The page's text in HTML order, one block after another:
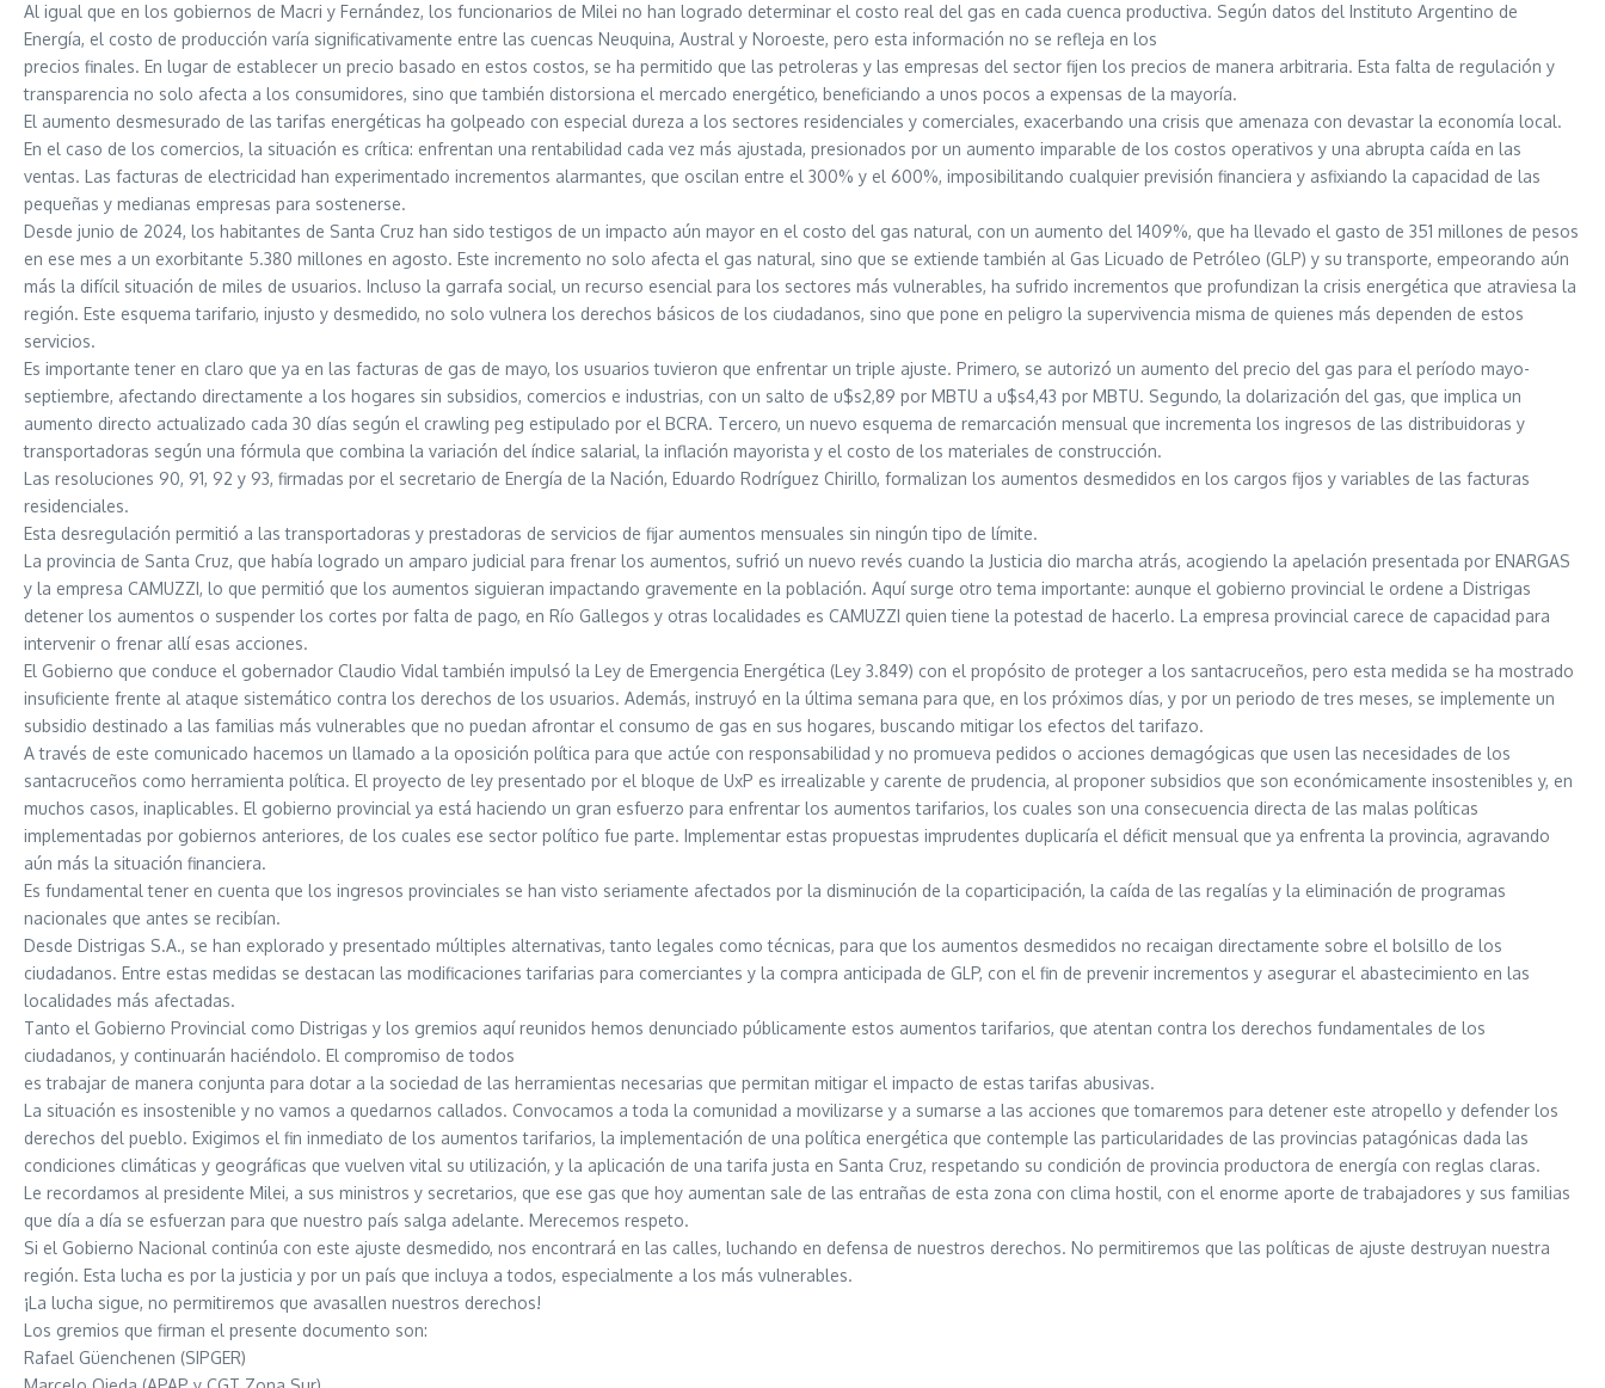
Al igual que en los gobiernos de Macri y Fernández, los funcionarios de Milei no han logrado determinar el costo real del gas en cada cuenca productiva. Según datos del Instituto Argentino de
Energía, el costo de producción varía significativamente entre las cuencas Neuquina, Austral y Noroeste, pero esta información no se refleja en los
precios finales. En lugar de establecer un precio basado en estos costos, se ha permitido que las petroleras y las empresas del sector fijen los precios de manera arbitraria. Esta falta de regulación y
transparencia no solo afecta a los consumidores, sino que también distorsiona el mercado energético, beneficiando a unos pocos a expensas de la mayoría.
El aumento desmesurado de las tarifas energéticas ha golpeado con especial dureza a los sectores residenciales y comerciales, exacerbando una crisis que amenaza con devastar la economía local.
En el caso de los comercios, la situación es crítica: enfrentan una rentabilidad cada vez más ajustada, presionados por un aumento imparable de los costos operativos y una abrupta caída en las
ventas. Las facturas de electricidad han experimentado incrementos alarmantes, que oscilan entre el 300% y el 600%, imposibilitando cualquier previsión financiera y asfixiando la capacidad de las
pequeñas y medianas empresas para sostenerse.
Desde junio de 2024, los habitantes de Santa Cruz han sido testigos de un impacto aún mayor en el costo del gas natural, con un aumento del 1409%, que ha llevado el gasto de 351 millones de pesos
en ese mes a un exorbitante 5.380 millones en agosto. Este incremento no solo afecta el gas natural, sino que se extiende también al Gas Licuado de Petróleo (GLP) y su transporte, empeorando aún
más la difícil situación de miles de usuarios. Incluso la garrafa social, un recurso esencial para los sectores más vulnerables, ha sufrido incrementos que profundizan la crisis energética que atraviesa la
región. Este esquema tarifario, injusto y desmedido, no solo vulnera los derechos básicos de los ciudadanos, sino que pone en peligro la supervivencia misma de quienes más dependen de estos
servicios.
Es importante tener en claro que ya en las facturas de gas de mayo, los usuarios tuvieron que enfrentar un triple ajuste. Primero, se autorizó un aumento del precio del gas para el período mayo-
septiembre, afectando directamente a los hogares sin subsidios, comercios e industrias, con un salto de u$s2,89 por MBTU a u$s4,43 por MBTU. Segundo, la dolarización del gas, que implica un
aumento directo actualizado cada 30 días según el crawling peg estipulado por el BCRA. Tercero, un nuevo esquema de remarcación mensual que incrementa los ingresos de las distribuidoras y
transportadoras según una fórmula que combina la variación del índice salarial, la inflación mayorista y el costo de los materiales de construcción.
Las resoluciones 90, 91, 92 y 93, firmadas por el secretario de Energía de la Nación, Eduardo Rodríguez Chirillo, formalizan los aumentos desmedidos en los cargos fijos y variables de las facturas
residenciales.
Esta desregulación permitió a las transportadoras y prestadoras de servicios de fijar aumentos mensuales sin ningún tipo de límite.
La provincia de Santa Cruz, que había logrado un amparo judicial para frenar los aumentos, sufrió un nuevo revés cuando la Justicia dio marcha atrás, acogiendo la apelación presentada por ENARGAS
y la empresa CAMUZZI, lo que permitió que los aumentos siguieran impactando gravemente en la población. Aquí surge otro tema importante: aunque el gobierno provincial le ordene a Distrigas
detener los aumentos o suspender los cortes por falta de pago, en Río Gallegos y otras localidades es CAMUZZI quien tiene la potestad de hacerlo. La empresa provincial carece de capacidad para
intervenir o frenar allí esas acciones.
El Gobierno que conduce el gobernador Claudio Vidal también impulsó la Ley de Emergencia Energética (Ley 3.849) con el propósito de proteger a los santacruceños, pero esta medida se ha mostrado
insuficiente frente al ataque sistemático contra los derechos de los usuarios. Además, instruyó en la última semana para que, en los próximos días, y por un periodo de tres meses, se implemente un
subsidio destinado a las familias más vulnerables que no puedan afrontar el consumo de gas en sus hogares, buscando mitigar los efectos del tarifazo.
A través de este comunicado hacemos un llamado a la oposición política para que actúe con responsabilidad y no promueva pedidos o acciones demagógicas que usen las necesidades de los
santacruceños como herramienta política. El proyecto de ley presentado por el bloque de UxP es irrealizable y carente de prudencia, al proponer subsidios que son económicamente insostenibles y, en
muchos casos, inaplicables. El gobierno provincial ya está haciendo un gran esfuerzo para enfrentar los aumentos tarifarios, los cuales son una consecuencia directa de las malas políticas
implementadas por gobiernos anteriores, de los cuales ese sector político fue parte. Implementar estas propuestas imprudentes duplicaría el déficit mensual que ya enfrenta la provincia, agravando
aún más la situación financiera.
Es fundamental tener en cuenta que los ingresos provinciales se han visto seriamente afectados por la disminución de la coparticipación, la caída de las regalías y la eliminación de programas
nacionales que antes se recibían.
Desde Distrigas S.A., se han explorado y presentado múltiples alternativas, tanto legales como técnicas, para que los aumentos desmedidos no recaigan directamente sobre el bolsillo de los
ciudadanos. Entre estas medidas se destacan las modificaciones tarifarias para comerciantes y la compra anticipada de GLP, con el fin de prevenir incrementos y asegurar el abastecimiento en las
localidades más afectadas.
Tanto el Gobierno Provincial como Distrigas y los gremios aquí reunidos hemos denunciado públicamente estos aumentos tarifarios, que atentan contra los derechos fundamentales de los
ciudadanos, y continuarán haciéndolo. El compromiso de todos
es trabajar de manera conjunta para dotar a la sociedad de las herramientas necesarias que permitan mitigar el impacto de estas tarifas abusivas.
La situación es insostenible y no vamos a quedarnos callados. Convocamos a toda la comunidad a movilizarse y a sumarse a las acciones que tomaremos para detener este atropello y defender los
derechos del pueblo. Exigimos el fin inmediato de los aumentos tarifarios, la implementación de una política energética que contemple las particularidades de las provincias patagónicas dada las
condiciones climáticas y geográficas que vuelven vital su utilización, y la aplicación de una tarifa justa en Santa Cruz, respetando su condición de provincia productora de energía con reglas claras.
Le recordamos al presidente Milei, a sus ministros y secretarios, que ese gas que hoy aumentan sale de las entrañas de esta zona con clima hostil, con el enorme aporte de trabajadores y sus familias
que día a día se esfuerzan para que nuestro país salga adelante. Merecemos respeto.
Si el Gobierno Nacional continúa con este ajuste desmedido, nos encontrará en las calles, luchando en defensa de nuestros derechos. No permitiremos que las políticas de ajuste destruyan nuestra
región. Esta lucha es por la justicia y por un país que incluya a todos, especialmente a los más vulnerables.
¡La lucha sigue, no permitiremos que avasallen nuestros derechos!
Los gremios que firman el presente documento son:
Rafael Güenchenen (SIPGER)